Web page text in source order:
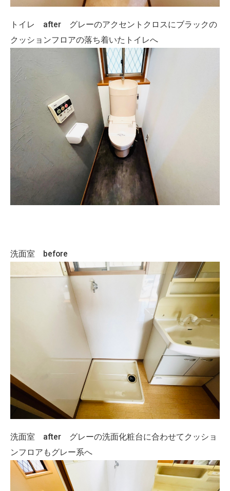
トイレ after グレーのアクセントクロスにブラックの
クッションフロアの落ち着いたトイレへ
洗面室 before
洗面室 after グレーの洗面化粧台に合わせてクッショ
ンフロアもグレー系へ